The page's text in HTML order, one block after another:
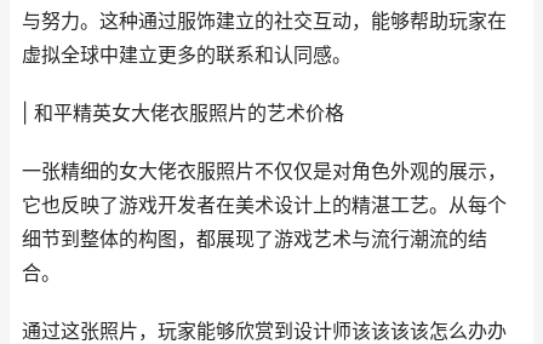
与努力。这种通过服饰建立的社交互动，能够帮助玩家在
虚拟全球中建立更多的联系和认同感。
| 和平精英女大佬衣服照片的艺术价格
一张精细的女大佬衣服照片不仅仅是对角色外观的展示，
它也反映了游戏开发者在美术设计上的精湛工艺。从每个
细节到整体的构图，都展现了游戏艺术与流行潮流的结
合。
通过这张照片，玩家能够欣赏到设计师该该该该怎么办办